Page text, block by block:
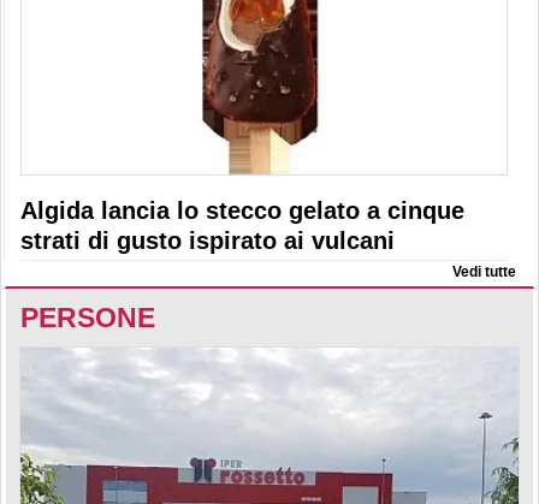
Algida lancia lo stecco gelato a cinque
strati di gusto ispirato ai vulcani
Vedi tutte
PERSONE